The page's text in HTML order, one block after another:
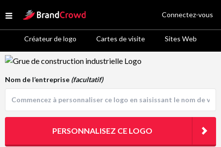
Open menu
Site Logo
Créateur de logo Cartes de visite Sites Web
Connectez-vous
Logo Template Preview
Nom de l’entreprise (facultatif)
PERSONNALISEZ CE LOGO